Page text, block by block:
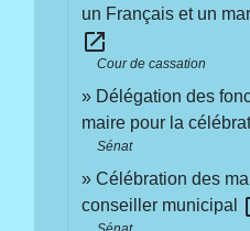
un Français et un
open_in_new
Cour de cassation
Délégation des
maire pour la
Sénat
Célébration des
conseiller municipal